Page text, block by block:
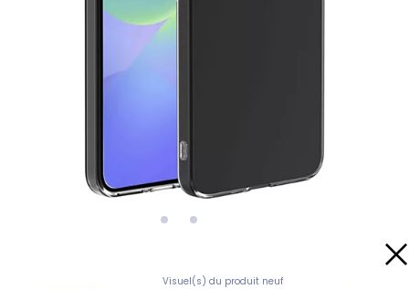
Visuel(s) du produit neuf